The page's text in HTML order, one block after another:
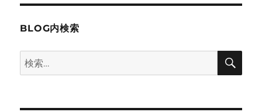
の
ー
BLOG内検索
検
索:
検